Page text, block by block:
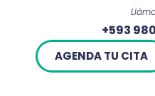
+593
AGENDA TU CITA